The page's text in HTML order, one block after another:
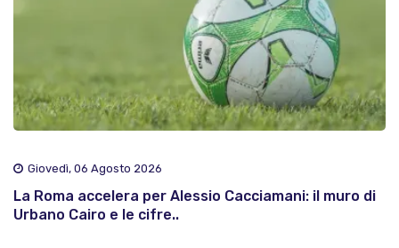
Giovedì, 06 Agosto 2026
La Roma accelera per Alessio Cacciamani: il muro di
Urbano Cairo e le cifre..